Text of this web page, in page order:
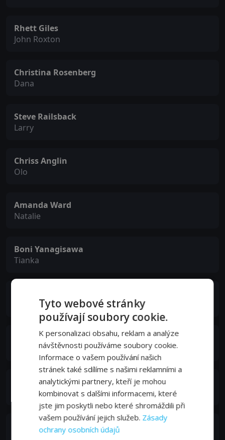
Rhett Giles
John Roxton
Christina Rosenberg
Dana
Steve Railsback
Larry
Chriss Anglin
Olo
Amanda Ward
Natalie
Boni Yanagisawa
Tianka
James Ferris
Jeff Denton
Ed Malone
Jennifer Lee Wiggins
Tyto webové stránky
používají soubory cookie.
K personalizaci obsahu, reklam a analýze
návštěvnosti používáme soubory cookie.
Informace o vašem používání našich
stránek také sdílíme s našimi reklamními a
analytickými partnery, kteří je mohou
kombinovat s dalšími informacemi, které
jste jim poskytli nebo které shromáždili při
vašem používání jejich služeb. Zásady
ochrany osobních údajů